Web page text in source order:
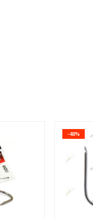
-48%